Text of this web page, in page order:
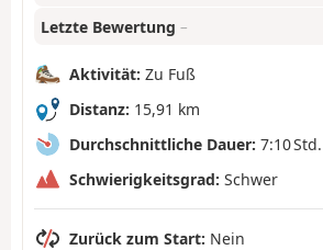
Letzte Bewertung –
Aktivität: Zu Fuß
Distanz: 15,91 km
Durchschnittliche Dauer: 7:10 Std.
Schwierigkeitsgrad: Schwer
Zurück zum Start: Nein